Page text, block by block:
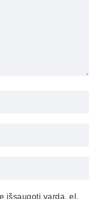
išsaugoti vardą, el.